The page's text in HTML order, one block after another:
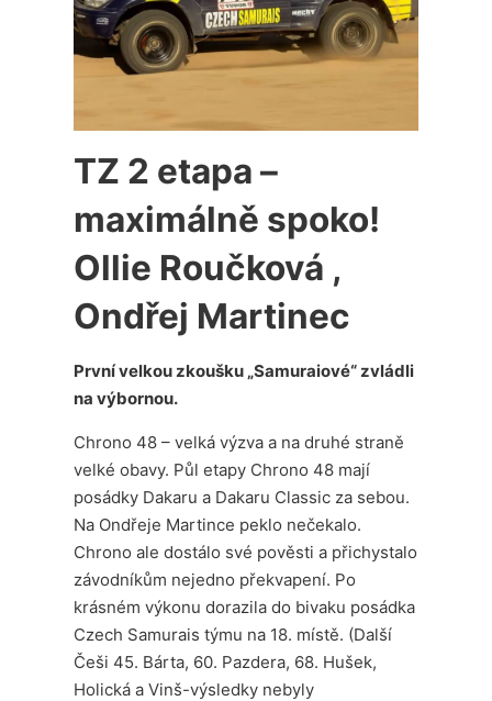
TZ 2 etapa –
maximálně spoko!
Ollie Roučková ,
Ondřej Martinec
První velkou zkoušku „Samuraiové“ zvládli
na výbornou.
Chrono 48 – velká výzva a na druhé straně
velké obavy. Půl etapy Chrono 48 mají
posádky Dakaru a Dakaru Classic za sebou.
Na Ondřeje Martince peklo nečekalo.
Chrono ale dostálo své pověsti a přichystalo
závodníkům nejedno překvapení. Po
krásném výkonu dorazila do bivaku posádka
Czech Samurais týmu na 18. místě. (Další
Češi 45. Bárta, 60. Pazdera, 68. Hušek,
Holická a Vinš-výsledky nebyly